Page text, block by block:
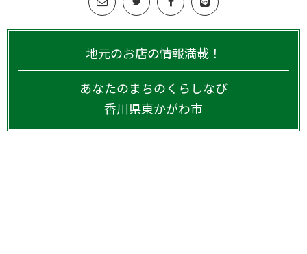
地元のお店の情報満載！
あなたのまちのくらしなび
香川県東かがわ市